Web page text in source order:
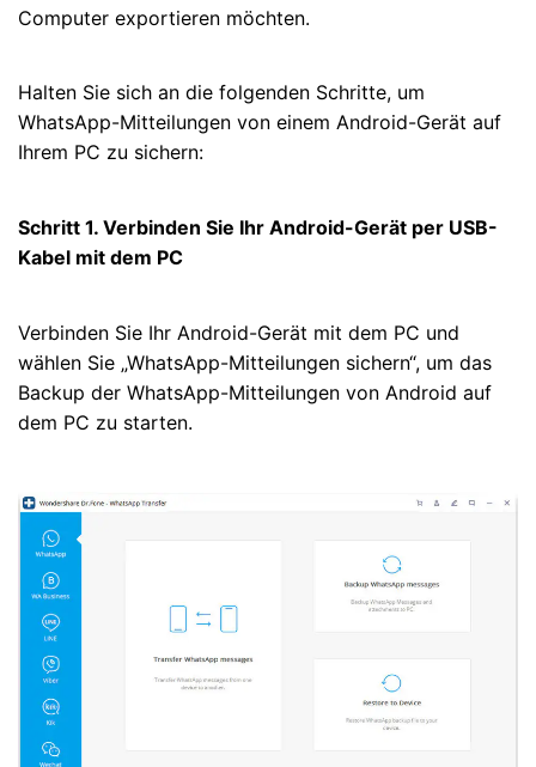
Computer exportieren möchten.
Halten Sie sich an die folgenden Schritte, um
WhatsApp-Mitteilungen von einem Android-Gerät auf
Ihrem PC zu sichern:
Schritt 1. Verbinden Sie Ihr Android-Gerät per USB-
Kabel mit dem PC
Verbinden Sie Ihr Android-Gerät mit dem PC und
wählen Sie „WhatsApp-Mitteilungen sichern“, um das
Backup der WhatsApp-Mitteilungen von Android auf
dem PC zu starten.